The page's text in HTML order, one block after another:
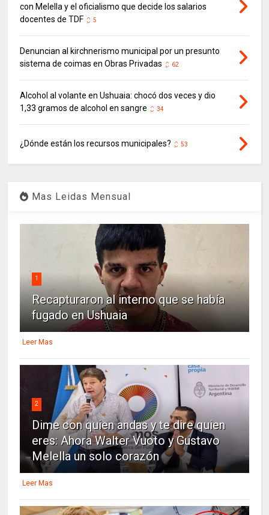
con Melella y el oficialismo que decide los salarios
docentes de TDF
5
Denuncian al kirchnerismo municipal por un presunto
sistema de coimas en Obras Privadas
62
Alcohol al volante en Ushuaia: chocó dos veces y dio
1,33 gramos de alcohol en sangre
34
¿Dónde están los recursos municipales? 53
Mas Leidas Mensual
1
Recapturaron al interno que se había
fugado en Ushuaia
Leer Mas
2
Dime con quien andas y te dire quien
eres: Ahora Walter Vuoto y Gustavo
Melella un solo corazón
Leer Mas